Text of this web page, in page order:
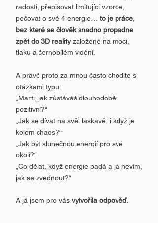
radosti, přepisovat limitující vzorce,
pečovat o své 4 energie… to je práce,
bez které se člověk snadno propadne
zpět do 3D realityzaložené na moci,
tlaku a černobílém vidění.
A právě proto za mnou často chodíte s
otázkami typu:
„Marti, jak zůstáváš dlouhodobě
pozitivní?“
„Jak se dívat na svět laskavě, i když je
kolem chaos?“
„Jak být slunečnou energií pro své
okolí?“
„Co dělat, když energie padá a já nevím,
jak se zvednout?“
A já jsem pro vás vytvořila odpověď.